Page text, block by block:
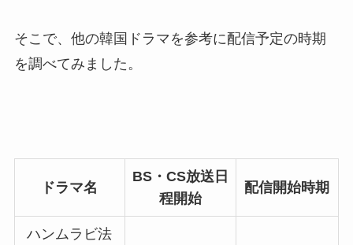
そこで、他の韓国ドラマを参考に配信予定の時期
を調べてみました。
ドラマ名
BS・CS放送日
程開始
配信開始時期
ハンムラビ法